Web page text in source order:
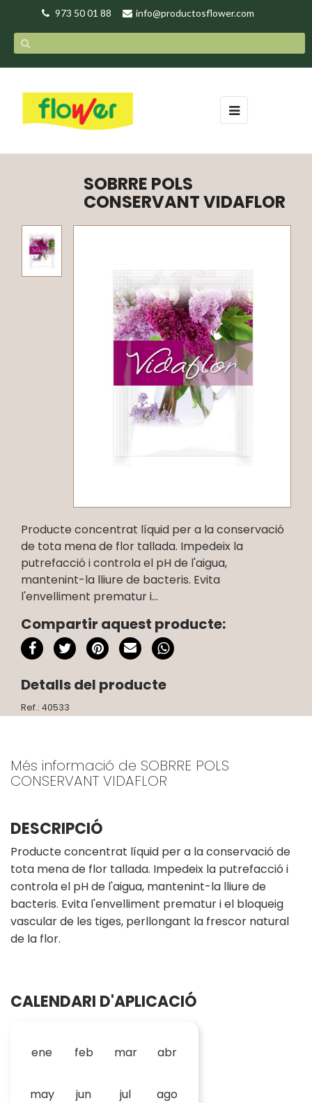
973 50 01 88 info@productosflower.com
Toggle
navigation
☰
SOBRRE POLS
CONSERVANT VIDAFLOR
Producte concentrat líquid per a la conservació
de tota mena de flor tallada. Impedeix la
putrefacció i controla el pH de l'aigua,
mantenint-la lliure de bacteris. Evita
l'envelliment prematur i...
Compartir aquest producte:
Detalls del producte
Ref.: 40533
Més informació de SOBRRE POLS
CONSERVANT VIDAFLOR
DESCRIPCIÓ
Producte concentrat líquid per a la conservació de
tota mena de flor tallada. Impedeix la putrefacció i
controla el pH de l'aigua, mantenint-la lliure de
bacteris. Evita l'envelliment prematur i el bloqueig
vascular de les tiges, perllongant la frescor natural
de la flor.
CALENDARI D'APLICACIÓ
ene feb mar abr
may jun jul ago